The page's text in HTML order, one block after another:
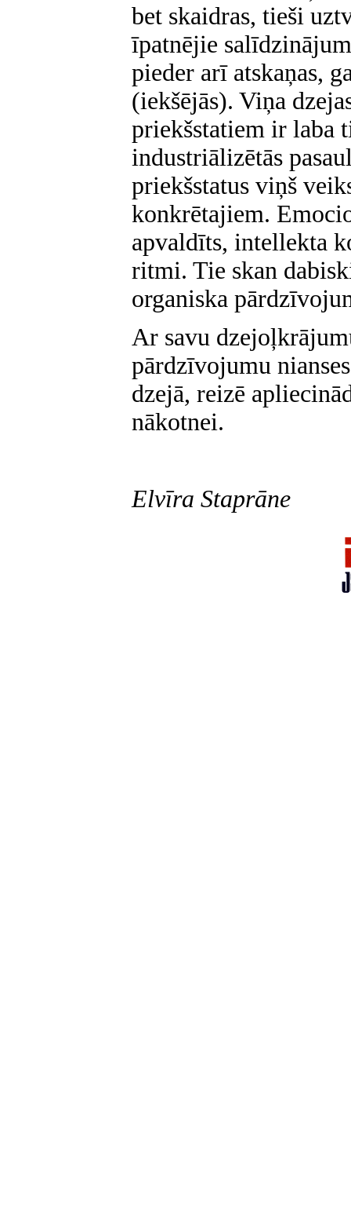
bet skaidras, tieši
īpatnējie
pieder arī atskaņas,
(iekšējās). Viņa
priekšstatiem ir laba
industriālizētās
priekšstatus viņš
konkrētajiem.
apvaldīts, intellekta
ritmi. Tie skan
organiska
Ar savu
pārdzīvojumu
dzejā, reizē
nākotnei.
Elvīra Staprāne